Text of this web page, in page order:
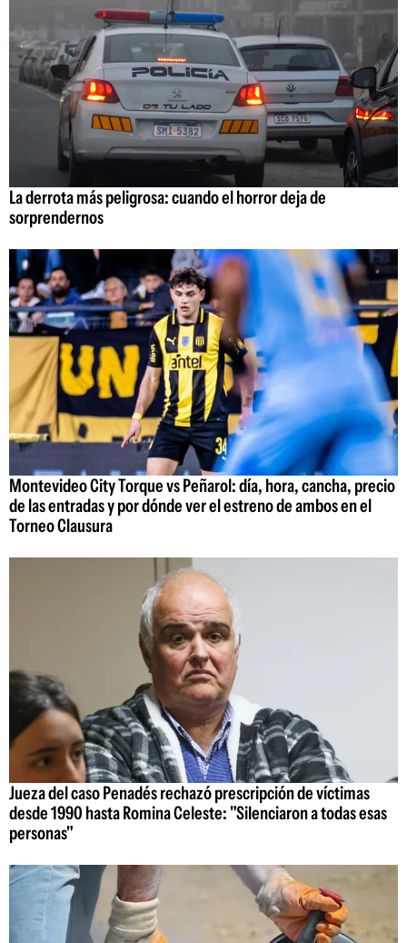
La derrota más peligrosa: cuando el horror deja de
sorprendernos
Montevideo City Torque vs Peñarol: día, hora, cancha, precio
de las entradas y por dónde ver el estreno de ambos en el
Torneo Clausura
Jueza del caso Penadés rechazó prescripción de víctimas
desde 1990 hasta Romina Celeste: "Silenciaron a todas esas
personas"